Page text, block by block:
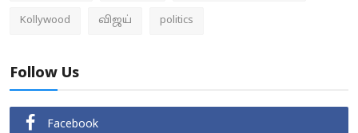
Kollywood விஜய் politics
Follow Us
Facebook